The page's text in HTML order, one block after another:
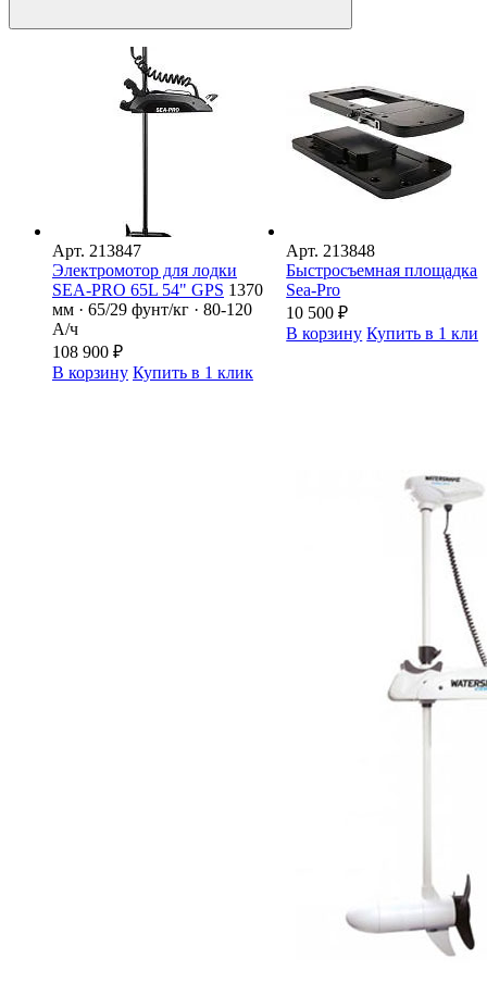
Арт. 213847
Электромотор для лодки
SEA-PRO 65L 54" GPS 1370
мм · 65/29 фунт/кг · 80-120
А/ч
108 900 ₽
В корзину Купить в 1 клик
Арт. 213848
Быстросъемная площадка
Sea-Pro
10 500₽
В корзину Купить в 1 клик